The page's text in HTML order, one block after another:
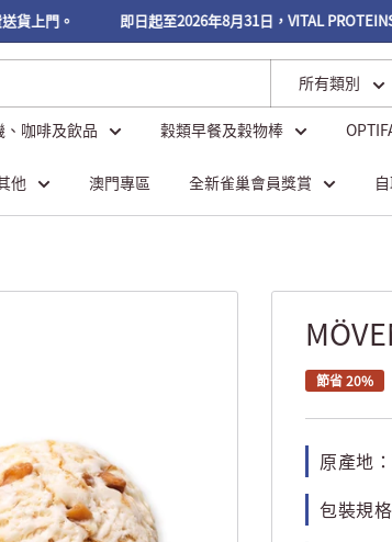
上門。 即日起至2026年8月31日，VITAL
所有類別
、咖啡及飲品 穀類早餐及穀物棒
他 澳門專區 全新雀巢會員獎賞
節省 20%
原產地
包裝規